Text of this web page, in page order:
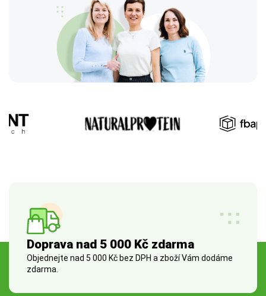
Doprava nad 5 000 Kč zdarma
Objednejte nad 5 000 Kč bez DPH a zboží Vám dodáme
zdarma.